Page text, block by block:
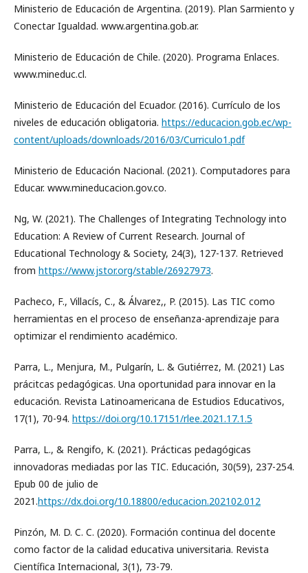
Ministerio de Educación de Argentina. (2019). Plan Sarmiento y
Conectar Igualdad. www.argentina.gob.ar.
Ministerio de Educación de Chile. (2020). Programa Enlaces.
www.mineduc.cl.
Ministerio de Educación del Ecuador. (2016). Currículo de los
niveles de educación obligatoria. https://educacion.gob.ec/wp-
content/uploads/downloads/2016/03/Curriculo1.pdf
Ministerio de Educación Nacional. (2021). Computadores para
Educar. www.mineducacion.gov.co.
Ng, W. (2021). The Challenges of Integrating Technology into
Education: A Review of Current Research. Journal of
Educational Technology & Society, 24(3), 127-137. Retrieved
from https://www.jstor.org/stable/26927973.
Pacheco, F., Villacís, C., & Álvarez,, P. (2015). Las TIC como
herramientas en el proceso de enseñanza-aprendizaje para
optimizar el rendimiento académico.
Parra, L., Menjura, M., Pulgarín, L. & Gutiérrez, M. (2021) Las
prácitcas pedagógicas. Una oportunidad para innovar en la
educación. Revista Latinoamericana de Estudios Educativos,
17(1), 70-94. https://doi.org/10.17151/rlee.2021.17.1.5
Parra, L., & Rengifo, K. (2021). Prácticas pedagógicas
innovadoras mediadas por las TIC. Educación, 30(59), 237-254.
Epub 00 de julio de
2021.https://dx.doi.org/10.18800/educacion.202102.012
Pinzón, M. D. C. C. (2020). Formación continua del docente
como factor de la calidad educativa universitaria. Revista
Científica Internacional, 3(1), 73-79.